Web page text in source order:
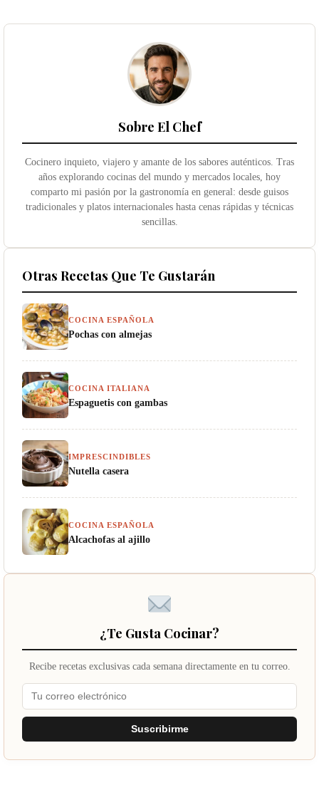
Sobre El Chef
Cocinero inquieto, viajero y amante de los sabores auténticos. Tras
años explorando cocinas del mundo y mercados locales, hoy
comparto mi pasión por la gastronomía en general: desde guisos
tradicionales y platos internacionales hasta cenas rápidas y técnicas
sencillas.
Otras Recetas Que Te Gustarán
COCINA ESPAÑOLA
Pochas con almejas
COCINA ITALIANA
Espaguetis con gambas
IMPRESCINDIBLES
Nutella casera
COCINA ESPAÑOLA
Alcachofas al ajillo
¿Te Gusta Cocinar?
Recibe recetas exclusivas cada semana directamente en tu correo.
Suscribirme